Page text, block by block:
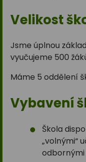
Velikost
Jsme úplnou
vyučujeme 500
Máme 5 oddělení
Vybavení
Škola
„volnými“